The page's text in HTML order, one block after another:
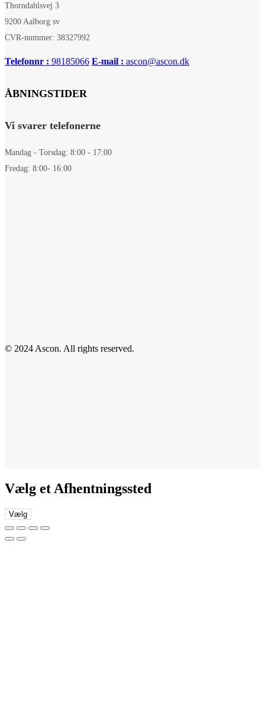
Thorndahlsvej 3
9200 Aalborg sv
CVR-nummer: 38327992
Telefonnr : 98185066 E-mail : ascon@ascon.dk
ÅBNINGSTIDER
Vi svarer telefonerne
Mandag - Torsdag: 8:00 - 17:00
Fredag: 8:00- 16:00
© 2024 Ascon. All rights reserved.
Vælg et Afhentningssted
Vælg